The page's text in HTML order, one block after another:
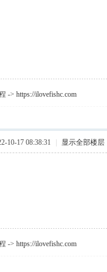
->https://ilovefishc.com
10-17 08:38:31 显示全部楼层
->https://ilovefishc.com